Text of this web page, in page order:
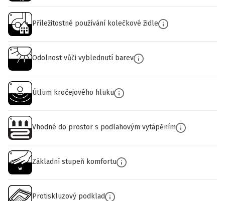
Příležitostné používání kolečkové židle
Odolnost vůči vyblednutí barev
Útlum kročejového hluku
Vhodné do prostor s podlahovým vytápěním
Základní stupeň komfortu
Protiskluzový podklad